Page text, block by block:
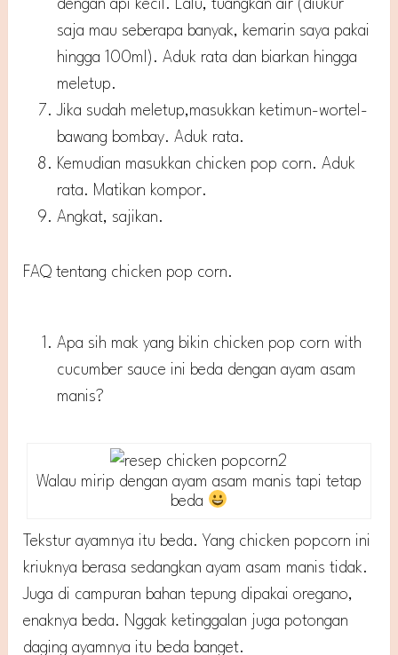
dengan api kecil. Lalu, tuangkan air (diukur
saja mau seberapa banyak, kemarin saya pakai
hingga 100ml). Aduk rata dan biarkan hingga
meletup.
Jika sudah meletup,masukkan ketimun-wortel-
bawang bombay. Aduk rata.
Kemudian masukkan chicken pop corn. Aduk
rata. Matikan kompor.
Angkat, sajikan.
FAQ tentang chicken pop corn.
Apa sih mak yang bikin chicken pop corn with
cucumber sauce ini beda dengan ayam asam
manis?
Walau mirip dengan ayam asam manis tapi tetap
beda
Tekstur ayamnya itu beda. Yang chicken popcorn ini
kriuknya berasa sedangkan ayam asam manis tidak.
Juga di campuran bahan tepung dipakai oregano,
enaknya beda. Nggak ketinggalan juga potongan
daging ayamnya itu beda banget.